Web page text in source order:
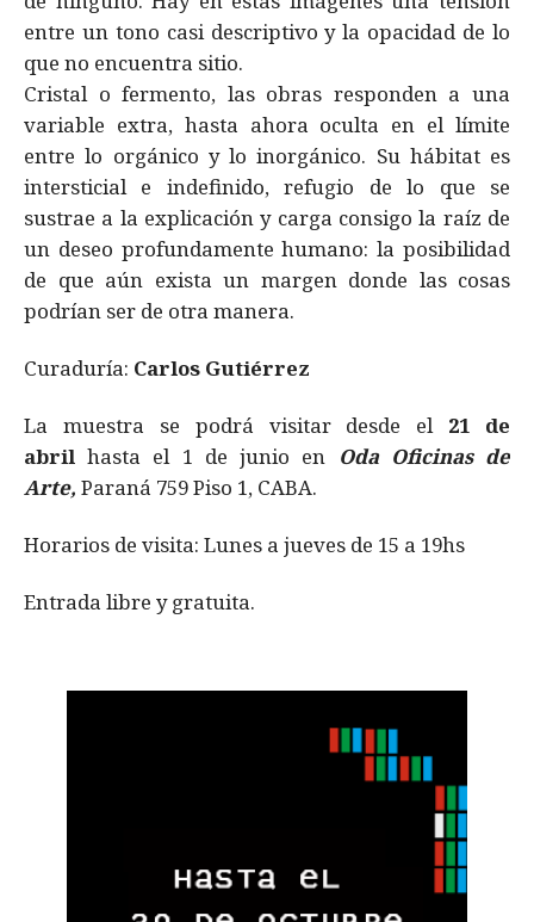
entre un tono casi descriptivo y la opacidad de lo
que no encuentra sitio.
Cristal o fermento, las obras responden a una
variable extra, hasta ahora oculta en el límite
entre lo orgánico y lo inorgánico. Su hábitat es
intersticial e indefinido, refugio de lo que se
sustrae a la explicación y carga consigo la raíz de
un deseo profundamente humano: la posibilidad
de que aún exista un margen donde las cosas
podrían ser de otra manera.
Curaduría: Carlos Gutiérrez
La muestra se podrá visitar desde el21 de
abrilhasta el 1 de junio en Oda Oficinas de
Arte, Paraná 759 Piso 1, CABA.
Horarios de visita: Lunes a jueves de 15 a 19hs
Entrada libre y gratuita.